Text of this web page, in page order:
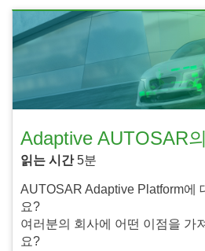
Adaptive AUTOSAR
읽는 시간5분
AUTOSAR Adaptive Platform에
요?
여러분의 회사에 어떤 이점을 가
요?